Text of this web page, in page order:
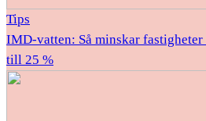
Tips
IMD-vatten: Så minskar
till 25 %